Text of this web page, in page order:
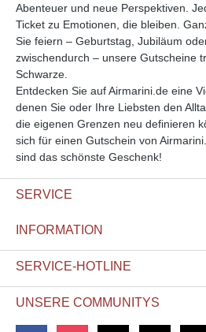
Abenteuer und neue Perspektiven.
Ticket zu Emotionen, die bleiben.
Sie feiern – Geburtstag, Jubiläum
zwischendurch – unsere Gutscheine
Schwarze.
Entdecken Sie auf Airmarini.de eine
denen Sie oder Ihre Liebsten den
die eigenen Grenzen neu definieren
sich für einen Gutschein von
sind das schönste Geschenk!
SERVICE
INFORMATION
SERVICE-HOTLINE
UNSERE COMMUNITYS